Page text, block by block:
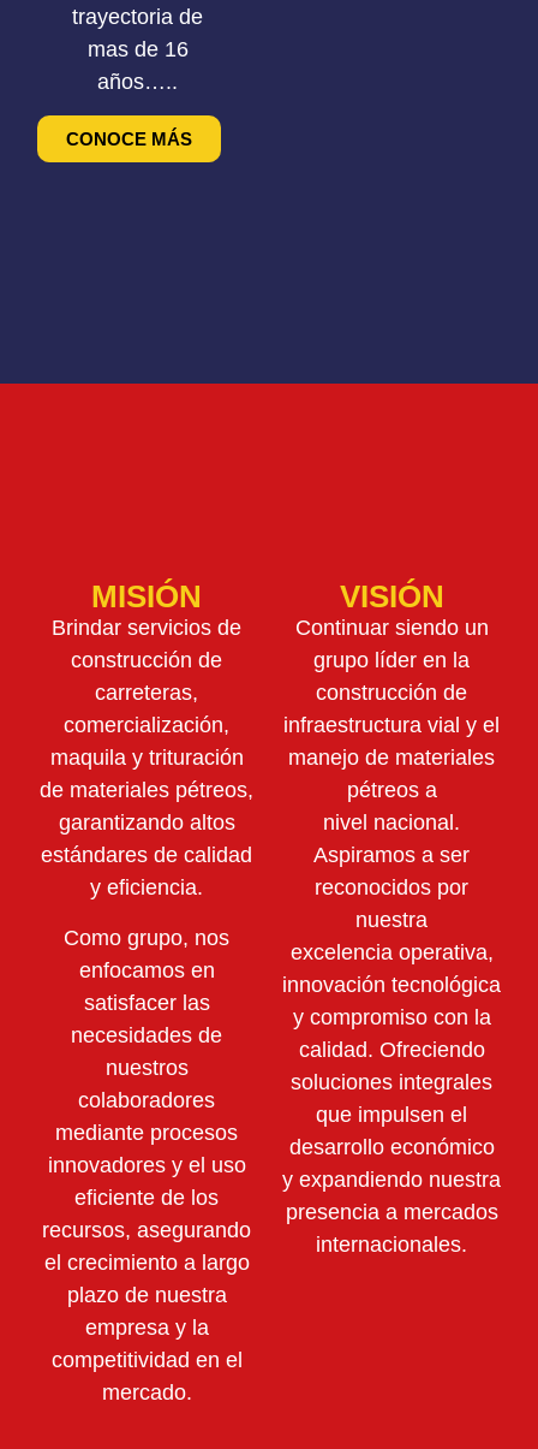
trayectoria de
mas de 16
años…..
CONOCE MÁS
MISIÓN
Brindar servicios de
construcción de
carreteras,
comercialización,
maquila y trituración
de materiales pétreos,
garantizando altos
estándares de calidad
y eficiencia.
Como grupo, nos
enfocamos en
satisfacer las
necesidades de
nuestros
colaboradores
mediante procesos
innovadores y el uso
eficiente de los
recursos, asegurando
el crecimiento a largo
plazo de nuestra
empresa y la
competitividad en el
mercado.
VISIÓN
Continuar siendo un
grupo líder en la
construcción de
infraestructura vial y el
manejo de materiales
pétreos a
nivel nacional.
Aspiramos a ser
reconocidos por
nuestra
excelencia operativa,
innovación tecnológica
y compromiso con la
calidad. Ofreciendo
soluciones integrales
que impulsen el
desarrollo económico
y expandiendo nuestra
presencia a mercados
internacionales.